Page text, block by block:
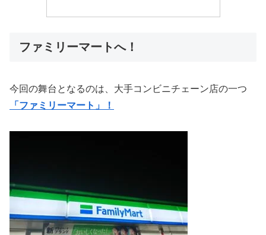
ファミリーマートへ！
今回の舞台となるのは、大手コンビニチェーン店の一つ
「ファミリーマート」！